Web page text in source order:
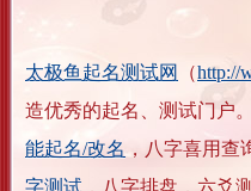
太极鱼起名测试网 （http://
造优秀的起名、测试门户
能起名/改名 ，八字喜用查